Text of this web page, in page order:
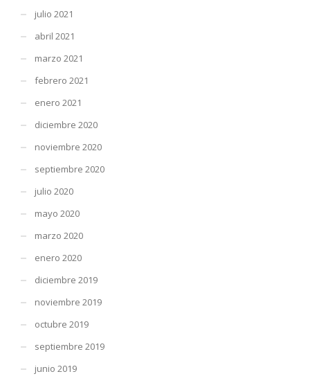
julio 2021
abril 2021
marzo 2021
febrero 2021
enero 2021
diciembre 2020
noviembre 2020
septiembre 2020
julio 2020
mayo 2020
marzo 2020
enero 2020
diciembre 2019
noviembre 2019
octubre 2019
septiembre 2019
junio 2019